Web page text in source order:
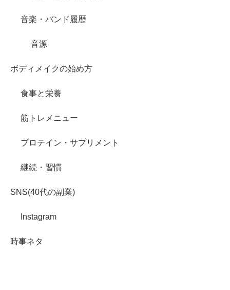
音楽・バンド履歴
音源
ボディメイクの始め方
食事と栄養
筋トレメニュー
プロテイン・サプリメント
継続・習慣
SNS(40代の副業)
Instagram
時事ネタ